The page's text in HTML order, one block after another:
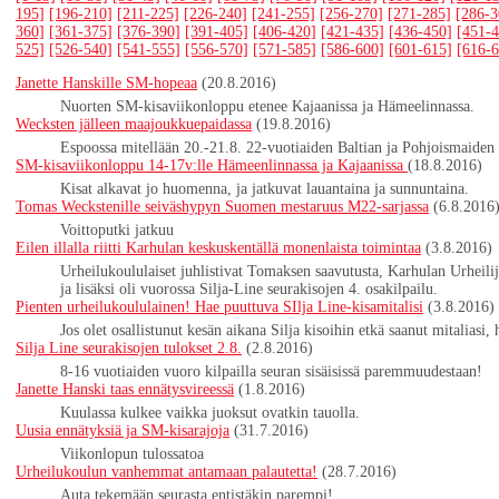
195] [196-210] [211-225] [226-240] [241-255] [256-270] [271-285] [286-
360] [361-375] [376-390] [391-405] [406-420] [421-435] [436-450] [451-
525] [526-540] [541-555] [556-570] [571-585] [586-600] [601-615] [616-
Janette Hanskille SM-hopeaa (20.8.2016)
Nuorten SM-kisaviikonloppu etenee Kajaanissa ja Hämeelinnassa.
Wecksten jälleen maajoukkuepaidassa (19.8.2016)
Espoossa mitellään 20.-21.8. 22-vuotiaiden Baltian ja Pohjoismaiden
SM-kisaviikonloppu 14-17v:lle Hämeenlinnassa ja Kajaanissa (18.8.2016)
Kisat alkavat jo huomenna, ja jatkuvat lauantaina ja sunnuntaina.
Tomas Weckstenille seiväshypyn Suomen mestaruus M22-sarjassa (6.8.2016)
Voittoputki jatkuu
Eilen illalla riitti Karhulan keskuskentällä monenlaista toimintaa (3.8.2016)
Urheilukoululaiset juhlistivat Tomaksen saavutusta, Karhulan
ja lisäksi oli vuorossa Silja-Line seurakisojen 4. osakilpailu.
Pienten urheilukoululainen! Hae puuttuva SIlja Line-kisamitalisi (3.8.2016)
Jos olet osallistunut kesän aikana Silja kisoihin etkä saanut mitaliasi,
Silja Line seurakisojen tulokset 2.8. (2.8.2016)
8-16 vuotiaiden vuoro kilpailla seuran sisäisissä paremmuudestaan!
Janette Hanski taas ennätysvireessä (1.8.2016)
Kuulassa kulkee vaikka juoksut ovatkin tauolla.
Uusia ennätyksiä ja SM-kisarajoja (31.7.2016)
Viikonlopun tulossatoa
Urheilukoulun vanhemmat antamaan palautetta! (28.7.2016)
Auta tekemään seurasta entistäkin parempi!